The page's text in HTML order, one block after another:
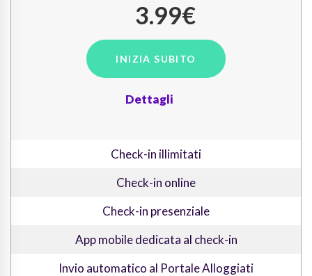
3.99€
Dettagli
Check-in illimitati
Check-in online
Check-in presenziale
App mobile dedicata al check-in
Invio automatico al Portale Alloggiati